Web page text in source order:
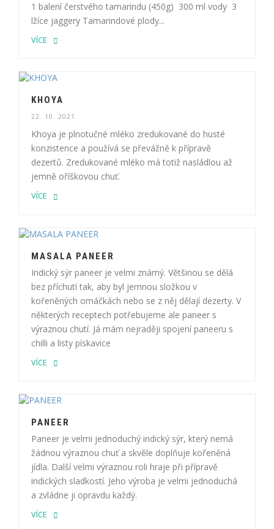
1 balení čerstvého tamarindu (450g) 300 ml vody 3
lžíce jaggery Tamarindové plody...
VÍCE
KHOYA
22. 10. 2021
Khoya je plnotučné mléko zredukované do husté
konzistence a používá se převážně k přípravě
dezertů. Zredukované mléko má totiž nasládlou až
jemně oříškovou chuť.
VÍCE
MASALA PANEER
Indický sýr paneer je velmi známý. Většinou se dělá
bez příchutí tak, aby byl jemnou složkou v
kořeněných omáčkách nebo se z něj dělají dezerty. V
některých receptech potřebujeme ale paneer s
výraznou chutí. Já mám nejraději spojení paneeru s
chilli a listy pískavice
VÍCE
PANEER
Paneer je velmi jednoduchý indický sýr, který nemá
žádnou výraznou chuť a skvěle doplňuje kořeněná
jídla. Další velmi výraznou roli hraje při přípravě
indických sladkostí. Jeho výroba je velmi jednoduchá
a zvládne ji opravdu každý.
VÍCE